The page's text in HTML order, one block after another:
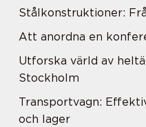
Stålkonstruktioner:
Att anordna en
Utforska värld av
Stockholm
Transportvagn:
och lager